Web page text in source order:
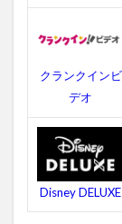
ド
マ
作
報
4.1
ロッ
キー5
／最
クランクインビ
デオ
Disney DELUXE